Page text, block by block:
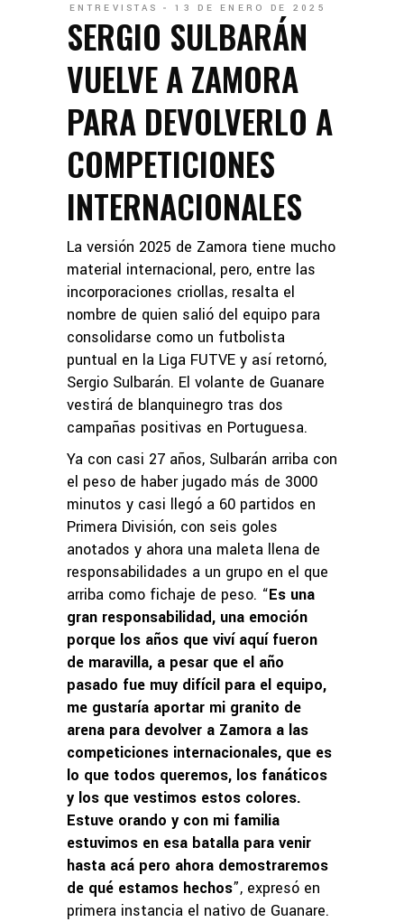
ENTREVISTAS 13 DE ENERO DE 2025
SERGIO SULBARÁN
VUELVE A ZAMORA
PARA DEVOLVERLO A
COMPETICIONES
INTERNACIONALES
La versión 2025 de Zamora tiene mucho
material internacional, pero, entre las
incorporaciones criollas, resalta el
nombre de quien salió del equipo para
consolidarse como un futbolista
puntual en la Liga FUTVE y así retornó,
Sergio Sulbarán. El volante de Guanare
vestirá de blanquinegro tras dos
campañas positivas en Portuguesa.
Ya con casi 27 años, Sulbarán arriba con
el peso de haber jugado más de 3000
minutos y casi llegó a 60 partidos en
Primera División, con seis goles
anotados y ahora una maleta llena de
responsabilidades a un grupo en el que
arriba como fichaje de peso. “Es una
gran responsabilidad, una emoción
porque los años que viví aquí fueron
de maravilla, a pesar que el año
pasado fue muy difícil para el equipo,
me gustaría aportar mi granito de
arena para devolver a Zamora a las
competiciones internacionales, que es
lo que todos queremos, los fanáticos
y los que vestimos estos colores.
Estuve orando y con mi familia
estuvimos en esa batalla para venir
hasta acá pero ahora demostraremos
de qué estamos hechos”, expresó en
primera instancia el nativo de Guanare.